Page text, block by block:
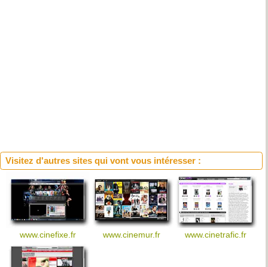
Visitez d'autres sites qui vont vous intéresser :
www.cinefixe.fr www.cinemur.fr www.cinetrafic.fr